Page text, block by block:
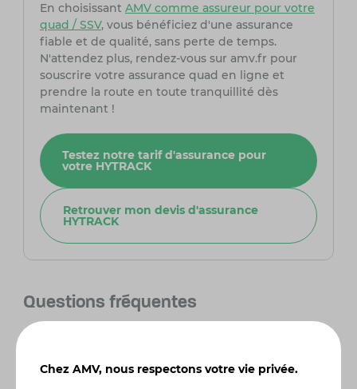
En choisissant AMV comme assureur pour votre
quad / SSV, vous bénéficiez d'une assurance
fiable et de qualité, sans perte de temps.
N'attendez plus, rendez-vous sur amv.fr pour
souscrire votre assurance quad en ligne et
prendre la route en toute tranquillité dès
maintenant !
Testez notre tarif d'assurance pour
votre HYTRACK
Retrouver mon devis d'assurance
HYTRACK
Questions fréquentes
terrains très accidentés ?
Chez AMV, nous respectons votre vie privée.